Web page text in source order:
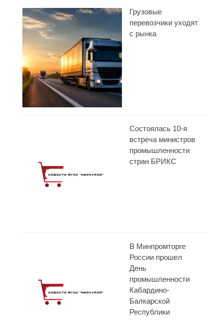
Грузовые
перевозчики уходят
с рынка
Состоялась 10-я
встреча министров
промышленности
стран БРИКС
В Минпромторге
России прошел
День
промышленности
Кабардино-
Балкарской
Республики